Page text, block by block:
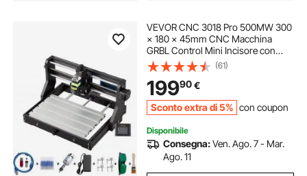
VEVOR CNC 3018 Pro 500MW 300
× 180 × 45mm CNC Macchina
GRBL Control Mini Incisore con
Controller offline 3 Assi Macchina
per Incisione per Intaglio Fresatura
Plastica Acrilico Legno PVC
(61)
19990€
Sconto extra di 5% con coupon
Disponibile
Consegna:Ven. Ago. 7 - Mar.
Ago. 11